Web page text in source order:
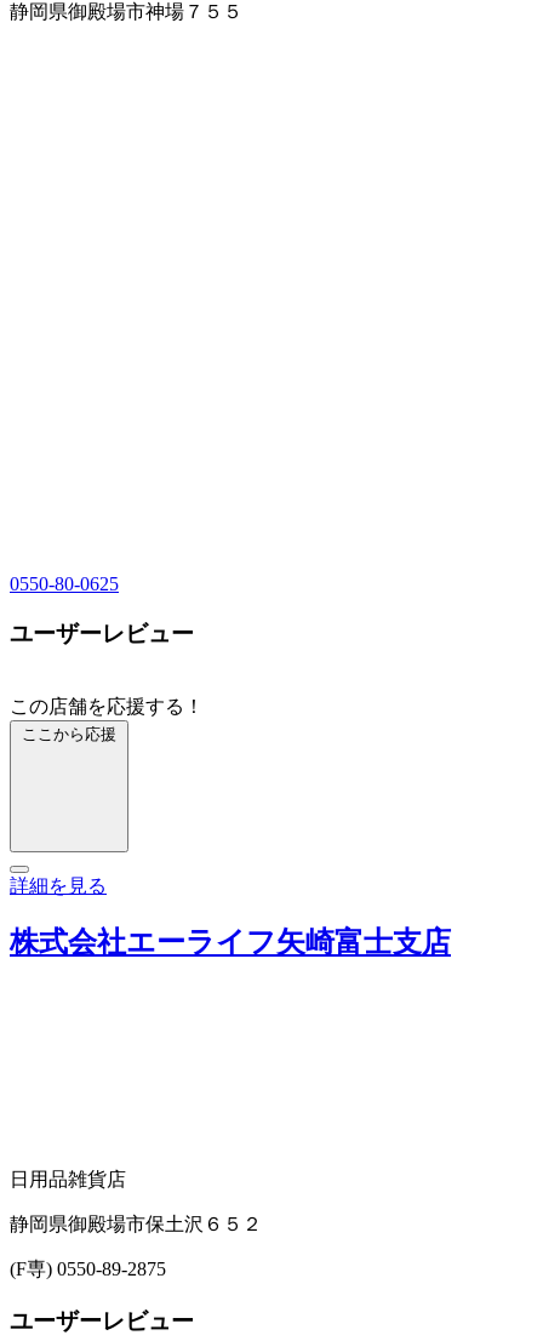
静岡県御殿場市神場７５５
0550-80-0625
ユーザーレビュー
この店舗を応援する！
ここから応援
詳細を見る
株式会社エーライフ矢崎富士支店
日用品雑貨店
静岡県御殿場市保土沢６５２
(F専) 0550-89-2875
ユーザーレビュー